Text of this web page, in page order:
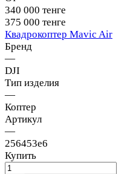
340 000 тенге
375 000 тенге
Квадрокоптер Mavic Air
Бренд
—
DJI
Тип изделия
—
Коптер
Артикул
—
256453е6
Купить